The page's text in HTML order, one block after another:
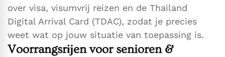
over visa, visumvrij reizen en de Thailand
Digital Arrival Card (TDAC), zodat je precies
weet wat op jouw situatie van toepassing is.
Voorrangsrĳen voor senioren &